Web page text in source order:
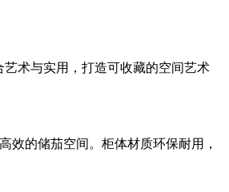
术与实用，打造可收藏的空间艺术
效的储茄空间。柜体材质环保耐用，